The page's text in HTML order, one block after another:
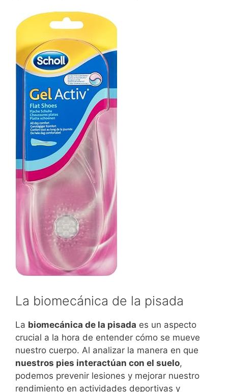
La biomecánica de la pisada
La biomecánica de la pisada es un aspecto
crucial a la hora de entender cómo se mueve
nuestro cuerpo. Al analizar la manera en que
nuestros pies interactúan con el suelo,
podemos prevenir lesiones y mejorar nuestro
rendimiento en actividades deportivas y